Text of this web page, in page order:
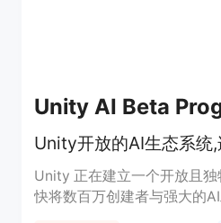
Unity AI Beta
Unity 正在建立一个开放且
快将数百万创建者与强大的